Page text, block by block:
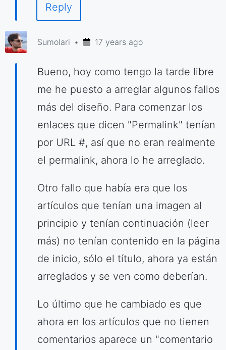
Reply
Sumolari 17 years ago
Bueno, hoy como tengo la tarde libre
me he puesto a arreglar algunos fallos
más del diseño. Para comenzar los
enlaces que dicen "Permalink" tenían
por URL #, así que no eran realmente
el permalink, ahora lo he arreglado.
Otro fallo que había era que los
artículos que tenían una imagen al
principio y tenían continuación (leer
más) no tenían contenido en la página
de inicio, sólo el título, ahora ya están
arreglados y se ven como deberían.
Lo último que he cambiado es que
ahora en los artículos que no tienen
comentarios aparece un "comentario